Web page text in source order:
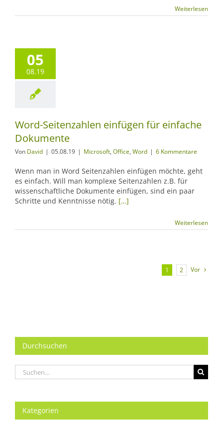
Weiterlesen
05
08.19
Word-Seitenzahlen einfügen für einfache
Dokumente
Von David | 05.08.19 | Microsoft, Office, Word | 6 Kommentare
Wenn man in Word Seitenzahlen einfügen möchte, geht
es einfach. Will man komplexe Seitenzahlen z.B. für
wissenschaftliche Dokumente einfügen, sind ein paar
Schritte und Kenntnisse nötig. […]
Weiterlesen
1 2 Vor
Durchsuchen
Suche
nach:
Kategorien